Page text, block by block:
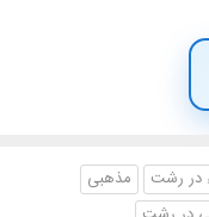
در رشت
مذهبی